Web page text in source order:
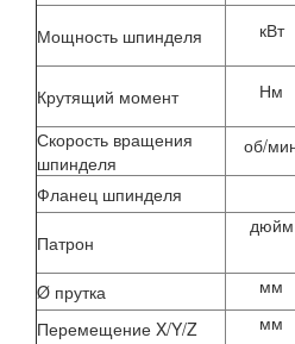
Мощность шпинделя кВт
Крутящий момент Нм
Скорость вращения
шпинделя
об/
Фланец шпинделя
Патрон
дюйм
Ø прутка мм
Перемещение X/Y/Z
мм